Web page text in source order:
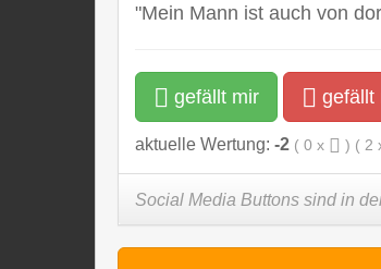
"Mein Mann ist auch von
gefällt mir gefällt
aktuelle Wertung: -2 ( 0 x ) ( 2
Social Media Buttons sind in